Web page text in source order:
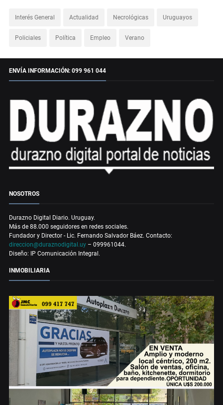
Interés General Actualidad Necrológicas Uruguayos
Policiales Política Empleo Verano
ENVÍA INFORMACIÓN: 099 961 044
NOSOTROS
Durazno Digital Diario. Uruguay.
Más de 88.000 seguidores en redes sociales.
Fundador y Director - Lic. Fernando Salvador Báez. Contacto:
direccion@duraznodigital.uy – 099961044.
Diseño: IP Comunicación Integral.
INMOBILIARIA